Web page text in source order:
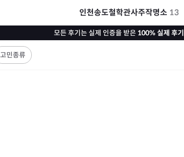
인천송도철학관사주작명소 13
모든 후기는 실제 인증을 받은 100% 실제 후기
고민종류